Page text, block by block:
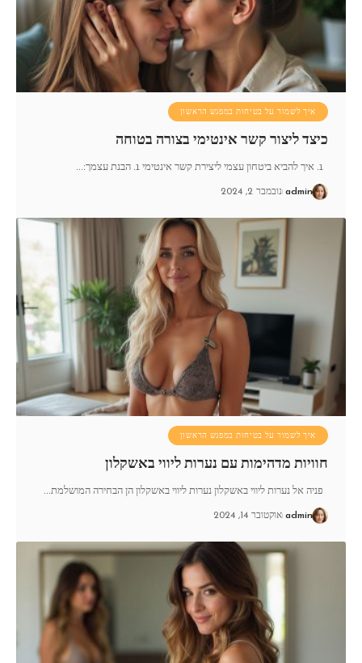
איך לשמור על בטיחות במפגש הראשון
כיצד ליצור קשר אינטימי בצורה בטוחה
…
admin נובמבר 2, 2024
איך לשמור על בטיחות במפגש הראשון
חוויות מדהימות עם נערות ליווי באשקלון
פניה אל נערות ליווי באשקלון נערות ליווי באשקלון הן הבחירה המושלמת
admin אוקטובר 14, 2024